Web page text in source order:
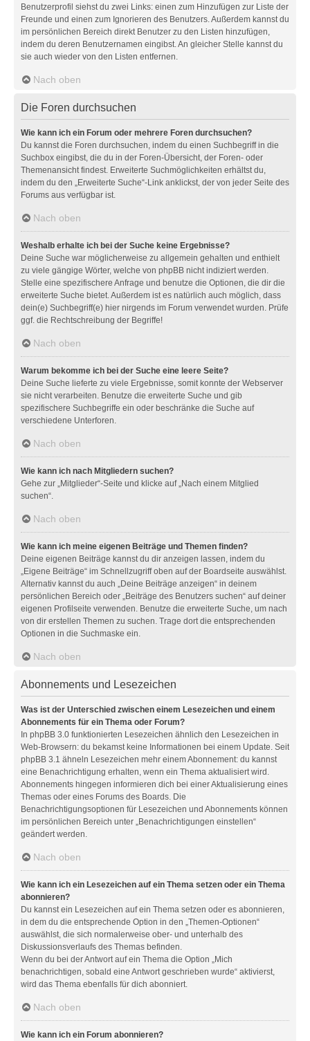
Benutzerprofil siehst du zwei Links: einen zum Hinzufügen zur Liste der
Freunde und einen zum Ignorieren des Benutzers. Außerdem kannst du
im persönlichen Bereich direkt Benutzer zu den Listen hinzufügen,
indem du deren Benutzernamen eingibst. An gleicher Stelle kannst du
sie auch wieder von den Listen entfernen.
Nach oben
Die Foren durchsuchen
Wie kann ich ein Forum oder mehrere Foren durchsuchen?
Du kannst die Foren durchsuchen, indem du einen Suchbegriff in die
Suchbox eingibst, die du in der Foren-Übersicht, der Foren- oder
Themenansicht findest. Erweiterte Suchmöglichkeiten erhältst du,
indem du den „Erweiterte Suche“-Link anklickst, der von jeder Seite des
Forums aus verfügbar ist.
Nach oben
Weshalb erhalte ich bei der Suche keine Ergebnisse?
Deine Suche war möglicherweise zu allgemein gehalten und enthielt
zu viele gängige Wörter, welche von phpBB nicht indiziert werden.
Stelle eine spezifischere Anfrage und benutze die Optionen, die dir die
erweiterte Suche bietet. Außerdem ist es natürlich auch möglich, dass
dein(e) Suchbegriff(e) hier nirgends im Forum verwendet wurden. Prüfe
ggf. die Rechtschreibung der Begriffe!
Nach oben
Warum bekomme ich bei der Suche eine leere Seite?
Deine Suche lieferte zu viele Ergebnisse, somit konnte der Webserver
sie nicht verarbeiten. Benutze die erweiterte Suche und gib
spezifischere Suchbegriffe ein oder beschränke die Suche auf
verschiedene Unterforen.
Nach oben
Wie kann ich nach Mitgliedern suchen?
Gehe zur „Mitglieder“-Seite und klicke auf „Nach einem Mitglied
suchen“.
Nach oben
Wie kann ich meine eigenen Beiträge und Themen finden?
Deine eigenen Beiträge kannst du dir anzeigen lassen, indem du
„Eigene Beiträge“ im Schnellzugriff oben auf der Boardseite auswählst.
Alternativ kannst du auch „Deine Beiträge anzeigen“ in deinem
persönlichen Bereich oder „Beiträge des Benutzers suchen“ auf deiner
eigenen Profilseite verwenden. Benutze die erweiterte Suche, um nach
von dir erstellen Themen zu suchen. Trage dort die entsprechenden
Optionen in die Suchmaske ein.
Nach oben
Abonnements und Lesezeichen
Was ist der Unterschied zwischen einem Lesezeichen und einem
Abonnements für ein Thema oder Forum?
In phpBB 3.0 funktionierten Lesezeichen ähnlich den Lesezeichen in
Web-Browsern: du bekamst keine Informationen bei einem Update. Seit
phpBB 3.1 ähneln Lesezeichen mehr einem Abonnement: du kannst
eine Benachrichtigung erhalten, wenn ein Thema aktualisiert wird.
Abonnements hingegen informieren dich bei einer Aktualisierung eines
Themas oder eines Forums des Boards. Die
Benachrichtigungsoptionen für Lesezeichen und Abonnements können
im persönlichen Bereich unter „Benachrichtigungen einstellen“
geändert werden.
Nach oben
Wie kann ich ein Lesezeichen auf ein Thema setzen oder ein Thema
abonnieren?
Du kannst ein Lesezeichen auf ein Thema setzen oder es abonnieren,
in dem du die entsprechende Option in den „Themen-Optionen“
auswählst, die sich normalerweise ober- und unterhalb des
Diskussionsverlaufs des Themas befinden.
Wenn du bei der Antwort auf ein Thema die Option „Mich
benachrichtigen, sobald eine Antwort geschrieben wurde“ aktivierst,
wird das Thema ebenfalls für dich abonniert.
Nach oben
Wie kann ich ein Forum abonnieren?